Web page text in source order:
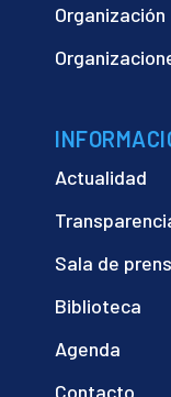
Organización
Actualidad
Sala de
Biblioteca
Agenda
Contacto